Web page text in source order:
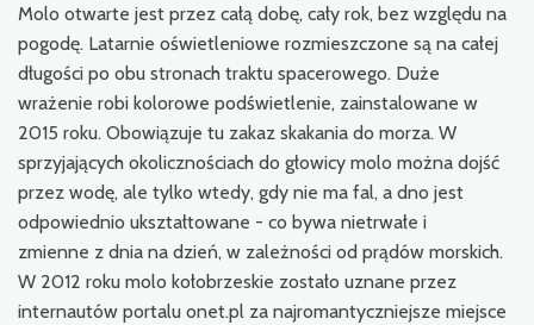
Molo otwarte jest przez całą dobę, cały rok, bez względu na
pogodę. Latarnie oświetleniowe rozmieszczone są na całej
długości po obu stronach traktu spacerowego. Duże
wrażenie robi kolorowe podświetlenie, zainstalowane w
2015 roku. Obowiązuje tu zakaz skakania do morza. W
sprzyjających okolicznościach do głowicy molo można dojść
przez wodę, ale tylko wtedy, gdy nie ma fal, a dno jest
odpowiednio ukształtowane - co bywa nietrwałe i
zmienne z dnia na dzień, w zależności od prądów morskich.
W 2012 roku molo kołobrzeskie zostało uznane przez
internautów portalu onet.pl za najromantyczniejsze miejsce